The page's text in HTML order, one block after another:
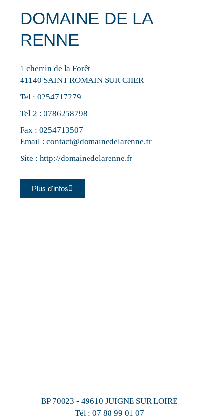
DOMAINE DE LA
RENNE
1 chemin de la Forêt
41140 SAINT ROMAIN SUR CHER
Tel :0254717279
Tel 2 :0786258798
Fax : 0254713507
Email :contact@domainedelarenne.fr
Site :http://domainedelarenne.fr
Plus d'infos
BP 70023 - 49610 JUIGNE SUR LOIRE
Tél : 07 88 99 01 07